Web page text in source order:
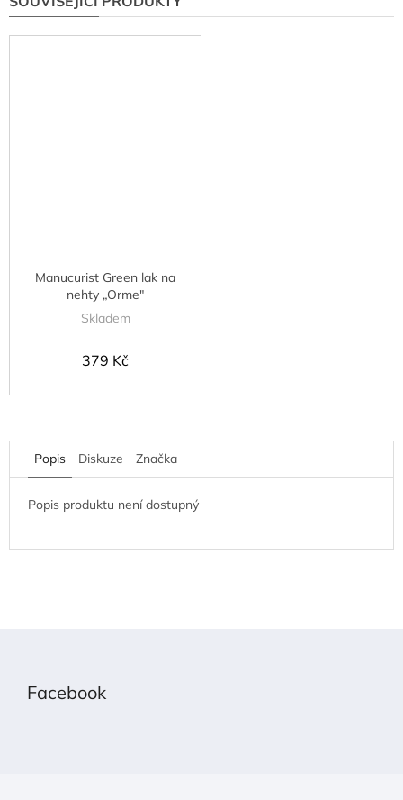
Manucurist Green lak na
nehty „Orme"
Skladem
379 Kč
Popis Diskuze Značka
Popis produktu není dostupný
Facebook